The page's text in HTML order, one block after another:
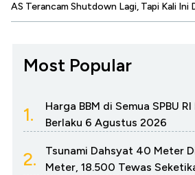
AS Terancam Shutdown Lagi, Tapi Kali Ini
Most Popular
1.
Harga BBM di Semua SPBU
Berlaku 6 Agustus 2026
2.
Tsunami Dahsyat 40 Meter
Meter, 18.500 Tewas